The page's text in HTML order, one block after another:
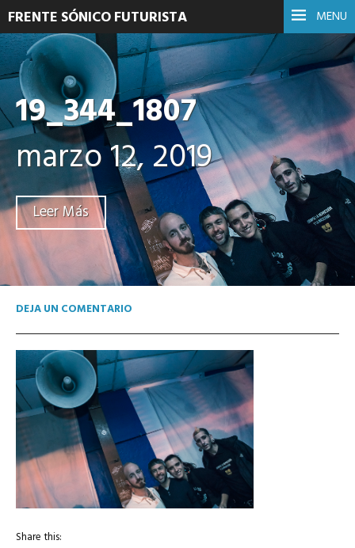
MENU
FRENTE SÓNICO FUTURISTA
19_344_1807
marzo 12, 2019
Leer Más
DEJA UN COMENTARIO
Share this: